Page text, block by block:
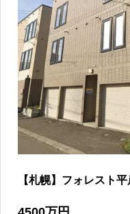
【札幌】フォレスト